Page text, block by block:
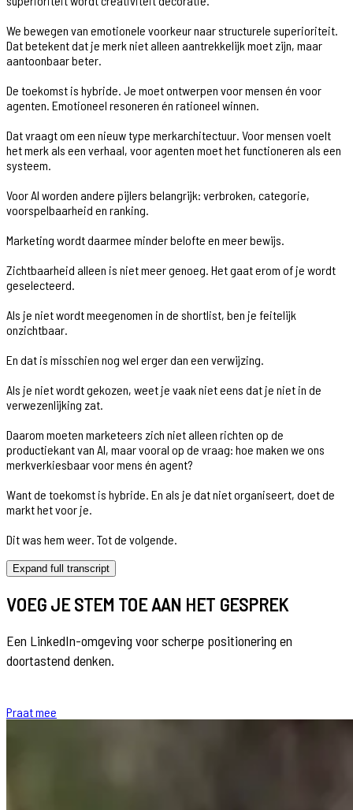
We bewegen van emotionele voorkeur naar structurele superioriteit.
Dat betekent dat je merk niet alleen aantrekkelijk moet zijn, maar
aantoonbaar beter.
De toekomst is hybride. Je moet ontwerpen voor mensen én voor
agenten. Emotioneel resoneren én rationeel winnen.
Dat vraagt om een nieuw type merkarchitectuur. Voor mensen voelt
het merk als een verhaal, voor agenten moet het functioneren als een
systeem.
Voor AI worden andere pijlers belangrijk: verbroken, categorie,
voorspelbaarheid en ranking.
Marketing wordt daarmee minder belofte en meer bewijs.
Zichtbaarheid alleen is niet meer genoeg. Het gaat erom of je wordt
geselecteerd.
Als je niet wordt meegenomen in de shortlist, ben je feitelijk
onzichtbaar.
En dat is misschien nog wel erger dan een verwijzing.
Als je niet wordt gekozen, weet je vaak niet eens dat je niet in de
verwezenlijking zat.
Daarom moeten marketeers zich niet alleen richten op de
productiekant van AI, maar vooral op de vraag: hoe maken we ons
merkverkiesbaar voor mens én agent?
Want de toekomst is hybride. En als je dat niet organiseert, doet de
markt het voor je.
Dit was hem weer. Tot de volgende.
Expand full transcript
VOEG JE STEM TOE AAN HET GESPREK
Een LinkedIn-omgeving voor scherpe positionering en
doortastend denken.
Praat mee